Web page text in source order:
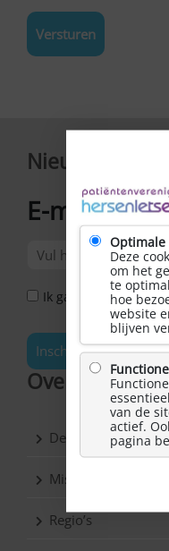
Nieuwsbrief
E-mailadres
Ik ga akkoord met
Inschrijven
Over
De vereniging
Missie & Visie
Regio’s
Optimale
Deze
om het
te
hoe
website
blijven
van de
actief.
pagina